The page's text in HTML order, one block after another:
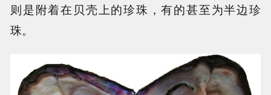
则是附着在贝壳上的珍珠，有的甚至为半边珍
珠。